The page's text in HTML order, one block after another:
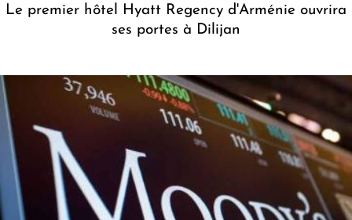
Le premier hôtel Hyatt Regency d'Arménie ouvrira
ses portes à Dilijan